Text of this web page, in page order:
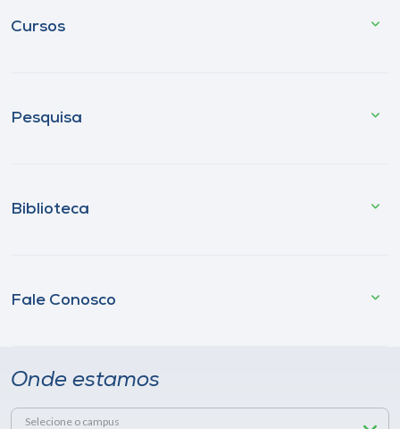
Cursos
Pesquisa
Biblioteca
Fale Conosco
Onde estamos
Selecione o campus